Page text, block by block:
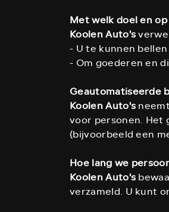
Met welk doel en
Koolen Auto's
- U te kunnen
- Om goederen en
Geautomatiseerde
Koolen Auto's
voor personen. Het
(bijvoorbeeld een
Hoe lang we
Koolen Auto's
verzameld. U kunt